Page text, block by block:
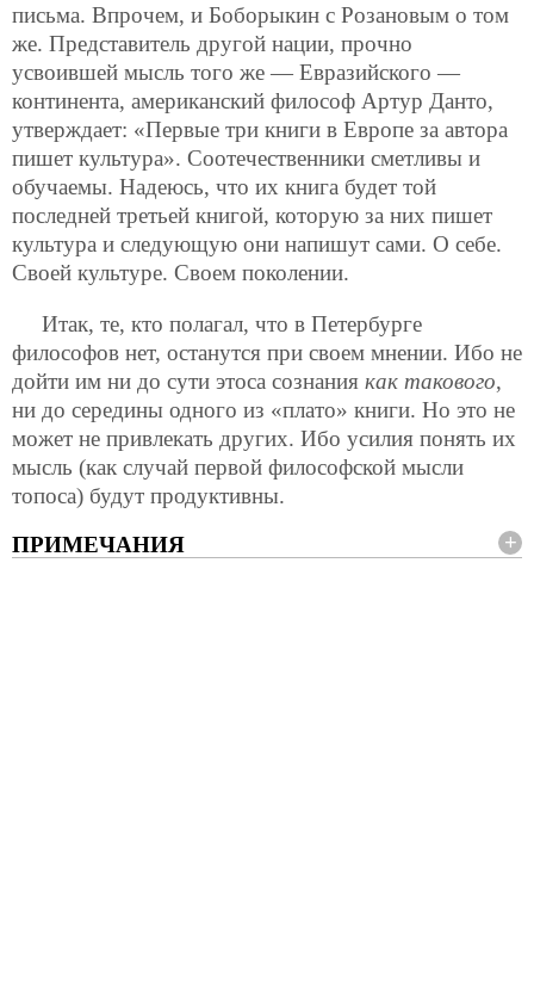
письма. Впрочем, и Боборыкин с Розановым о том
же. Представитель другой нации, прочно
усвоившей мысль того же — Евразийского —
континента, американский философ Артур Данто,
утверждает: «Первые три книги в Европе за автора
пишет культура». Соотечественники сметливы и
обучаемы. Надеюсь, что их книга будет той
последней третьей книгой, которую за них пишет
культура и следующую они напишут сами. О себе.
Своей культуре. Своем поколении.
Итак, те, кто полагал, что в Петербурге
философов нет, останутся при своем мнении. Ибо не
дойти им ни до сути этоса сознания как такового,
ни до середины одного из «плато» книги. Но это не
может не привлекать других. Ибо усилия понять их
мысль (как случай первой философской мысли
топоса) будут продуктивны.
ПРИМЕЧАНИЯ